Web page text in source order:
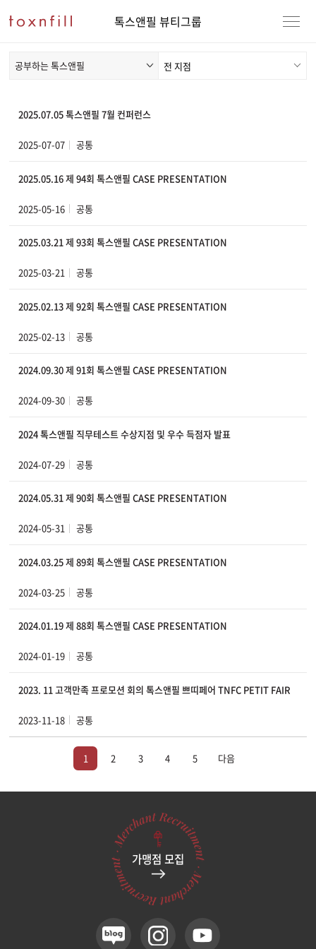
톡스앤필 뷰티그룹
공부하는 톡스앤필
2025.07.05 톡스앤필 7월 컨퍼런스
2025-07-07 공통
2025.05.16 제 94회 톡스앤필 CASE PRESENTATION
2025-05-16 공통
2025.03.21 제 93회 톡스앤필 CASE PRESENTATION
2025-03-21 공통
2025.02.13 제 92회 톡스앤필 CASE PRESENTATION
2025-02-13 공통
2024.09.30 제 91회 톡스앤필 CASE PRESENTATION
2024-09-30 공통
2024 톡스앤필 직무테스트 수상지점 및 우수 득점자 발표
2024-07-29 공통
2024.05.31 제 90회 톡스앤필 CASE PRESENTATION
2024-05-31 공통
2024.03.25 제 89회 톡스앤필 CASE PRESENTATION
2024-03-25 공통
2024.01.19 제 88회 톡스앤필 CASE PRESENTATION
2024-01-19 공통
2023. 11 고객만족 프로모션 회의 톡스앤필 쁘띠페어 TNFC PETIT FAIR
2023-11-18 공통
1 2 3 4 5 다음
가맹점 모집